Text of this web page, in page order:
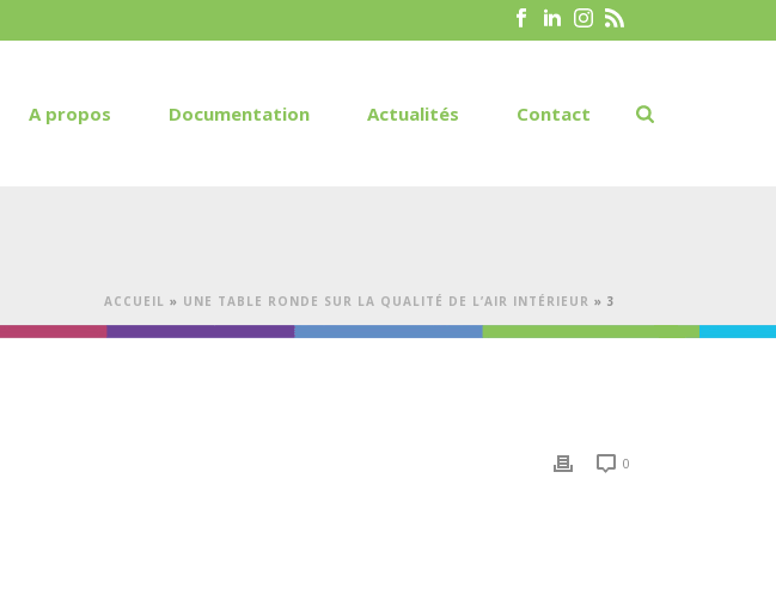
A propos Documentation Actualités Contact
ACCUEIL » UNE TABLE RONDE SUR LA QUALITÉ DE L’AIR INTÉRIEUR » 3
0